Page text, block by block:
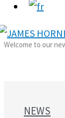
Welcome to our
NEWS